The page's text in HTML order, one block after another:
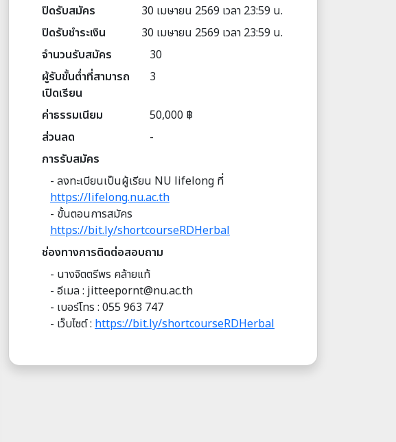
ปิดรับสมัคร
30 เมษายน 2569 เวลา 23:59 น.
ปิดรับชำระเงิน
30 เมษายน 2569 เวลา 23:59 น.
จำนวนรับสมัคร
30
ผู้รับขั้นต่ำที่สามารถ
เปิดเรียน
3
ค่าธรรมเนียม
50,000 ฿
ส่วนลด
-
การรับสมัคร
- ลงทะเบียนเป็นผู้เรียน NU lifelong ที่
https://lifelong.nu.ac.th
- ขั้นตอนการสมัคร
https://bit.ly/shortcourseRDHerbal
ช่องทางการติดต่อสอบถาม
- นางจิตตรีพร คล้ายแท้
- อีเมล : jitteepornt@nu.ac.th
- เบอร์โทร : 055 963 747
- เว็บไซต์ : https://bit.ly/shortcourseRDHerbal